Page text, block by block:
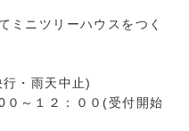
ミニツリーハウスをつく
・雨天中止)
０～１２：００(受付開始